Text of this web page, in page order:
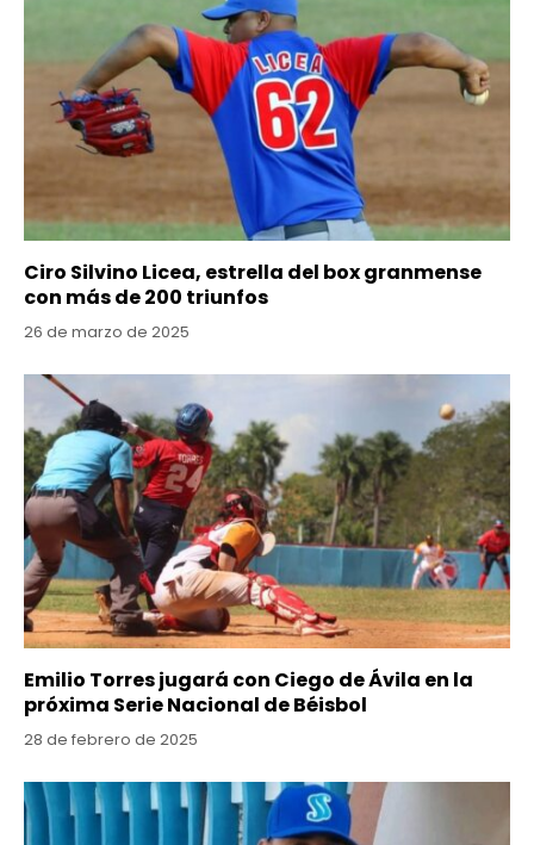
Ciro Silvino Licea, estrella del box granmense
con más de 200 triunfos
26 de marzo de 2025
Emilio Torres jugará con Ciego de Ávila en la
próxima Serie Nacional de Béisbol
28 de febrero de 2025